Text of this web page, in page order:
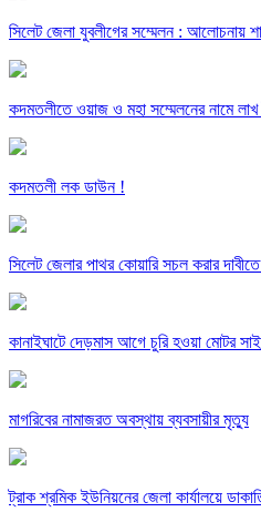
সিলেট জেলা যুবলীগের সম্মেলন : আলোচনায়
কদমতলীতে ওয়াজ ও মহা সম্মেলনের নামে
কদমতলী লক ডাউন !
সিলেট জেলার পাথর কোয়ারি সচল করার
কানাইঘাটে দেড়মাস আগে চুরি হওয়া মোটর
মাগরিবের নামাজরত অবস্থায় ব্যবসায়ীর মৃত্যু
ট্রাক শ্রমিক ইউনিয়নের জেলা কার্যালয়ে